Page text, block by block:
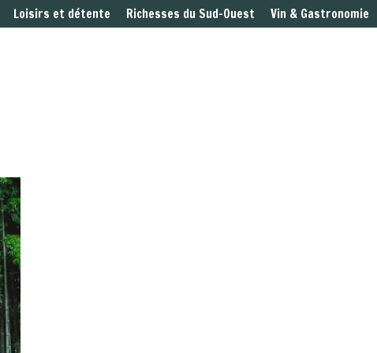
Loisirs et détente Richesses du Sud-Ouest Vin & Gastronomie